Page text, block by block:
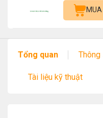
Tổng quan
Tài liệu kỹ thuật